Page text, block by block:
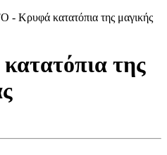
- Kρυφά κατατόπια της μαγικής
της